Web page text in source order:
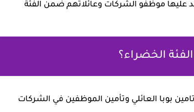
عليها موظفو الشركات وعائلاتهم ضمن الفئة
الخضراء؟
تامين بوبا العائلي وتأمين الموظفين في الشركات